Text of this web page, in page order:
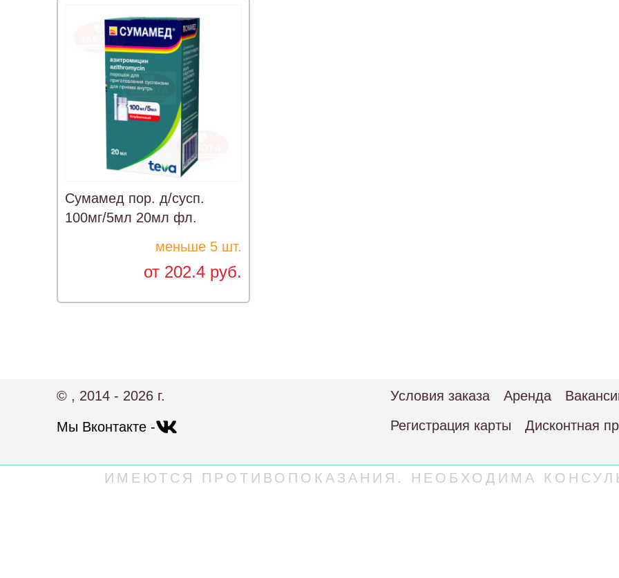
Сумамед пор. д/сусп.
100мг/5мл 20мл фл.
меньше 5 шт.
от 202.4 руб.
© , 2014 - 2026 г.
Мы Вконтакте -
Условия заказа Аренда
Регистрация карты
Дисконтная
ИМЕЮТСЯ ПРОТИВОПОКАЗАНИЯ. НЕОБХОДИМА